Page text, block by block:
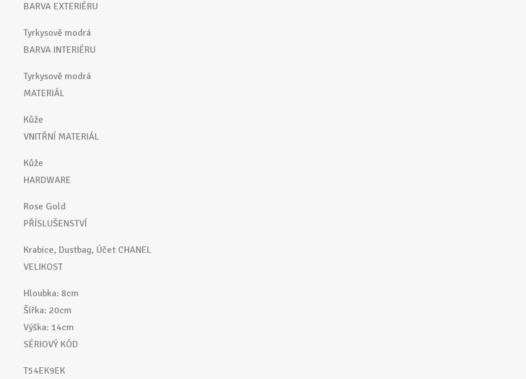
BARVA EXTERIÉRU
Tyrkysově modrá
BARVA INTERIÉRU
Tyrkysově modrá
MATERIÁL
Kůže
VNITŘNÍ MATERIÁL
Kůže
HARDWARE
Rose Gold
PŘÍSLUŠENSTVÍ
Krabice, Dustbag, Účet CHANEL
VELIKOST
Hloubka: 8cm
Šířka: 20cm
Výška: 14cm
SÉRIOVÝ KÓD
T54EK9EK